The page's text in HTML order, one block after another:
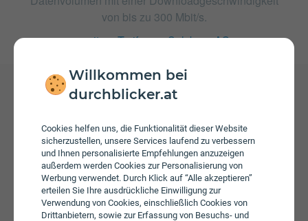
Willkommen bei
durchblicker.at
Cookies helfen uns, die Funktionalität dieser Website
sicherzustellen, unsere Services laufend zu verbessern
und Ihnen personalisierte Empfehlungen anzuzeigen
außerdem werden Cookies zur Personalisierung von
Werbung verwendet. Durch Klick auf “Alle akzeptieren”
erteilen Sie Ihre ausdrückliche Einwilligung zur
Verwendung von Cookies, einschließlich Cookies von
Drittanbietern, sowie zur Erfassung von Besuchs- und
von bis zu 300 Mbit/s.
weitere Tarife von Salzburg AG
Beim Tarif CableLink Internet 300 fallen monatliche
Gebühren von € 44,90 an. Weiters fallen einmalige
Gebühren von bis zu € 48,00 an.